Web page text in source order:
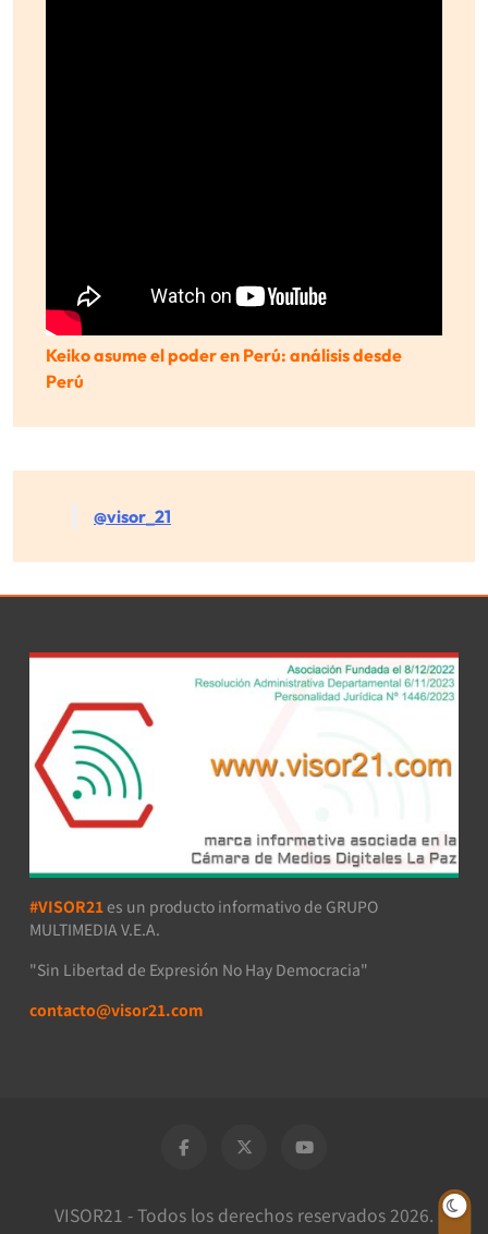
Keiko asume el poder en Perú: análisis desde
Perú
@visor_21
#VISOR21 es un producto informativo de GRUPO
MULTIMEDIA V.E.A.
"Sin Libertad de Expresión No Hay Democracia"
contacto@visor21.com
VISOR21 - Todos los derechos reservados 2026.